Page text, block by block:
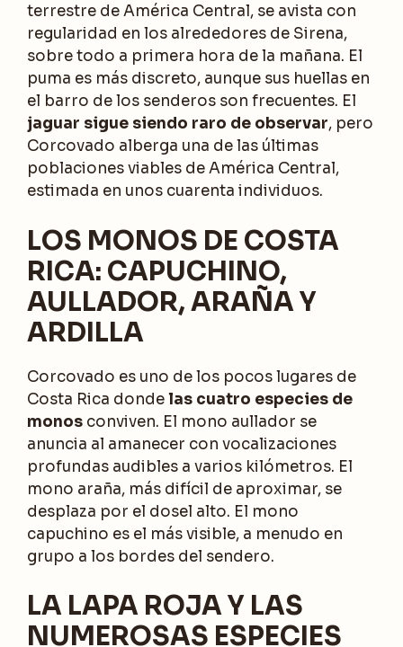
terrestre de América Central, se avista con
regularidad en los alrededores de Sirena,
sobre todo a primera hora de la mañana. El
puma es más discreto, aunque sus huellas en
el barro de los senderos son frecuentes. El
jaguar sigue siendo raro de observar, pero
Corcovado alberga una de las últimas
poblaciones viables de América Central,
estimada en unos cuarenta individuos.
LOS MONOS DE COSTA
RICA: CAPUCHINO,
AULLADOR, ARAÑA Y
ARDILLA
Corcovado es uno de los pocos lugares de
Costa Rica dondelas cuatro especies de
monos conviven. El mono aullador se
anuncia al amanecer con vocalizaciones
profundas audibles a varios kilómetros. El
mono araña, más difícil de aproximar, se
desplaza por el dosel alto. El mono
capuchino es el más visible, a menudo en
grupo a los bordes del sendero.
LA LAPA ROJA Y LAS
NUMEROSAS ESPECIES